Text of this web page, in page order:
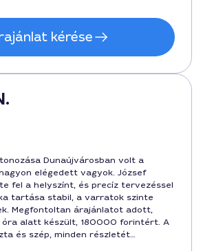
kérése
Dunaújvárosban volt a
elégedett vagyok. József
fel a helyszínt, és precíz tervezéssel
tartása stabil, a varratok szinte
Megfontoltan árajánlatot adott,
óra alatt készült, 180000 forintért. A
és szép, minden részletét